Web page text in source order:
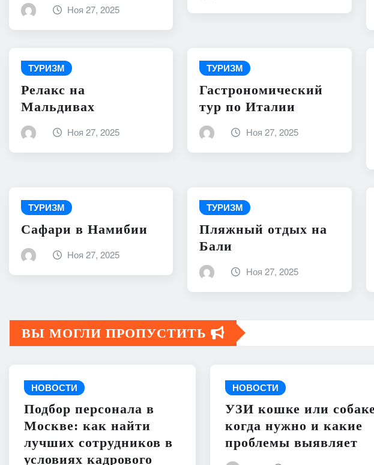
Ноя 27, 2025
ТУРИЗМ
Релакс на
Мальдивах
Ноя 27, 2025
ТУРИЗМ
Гастрономический
тур по Италии
Ноя 27, 2025
ТУРИЗМ
Сафари в Намибии
Ноя 27, 2025
ТУРИЗМ
Пляжный отдых на
Бали
Ноя 27, 2025
ВЫ МОГЛИ ПРОПУСТИТЬ
НОВОСТИ
Подбор персонала в
Москве: как найти
лучших сотрудников в
условиях кадрового
НОВОСТИ
УЗИ кошке или
когда нужно и какие
проблемы выявляет